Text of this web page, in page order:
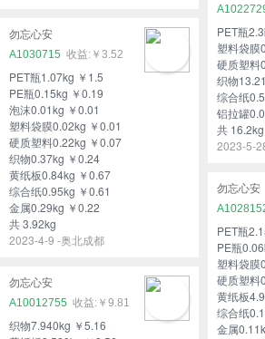
PET瓶
塑料袋膜
硬质塑料
织物
综合纸
铝拉罐
共 16.2kg
2023-5-
勿忘心安
A1030715
￥3.52
PET瓶1.07kg ￥1.5
PE瓶0.15kg ￥0.19
泡沫0.01kg ￥0.01
塑料袋膜0.02kg ￥0.01
硬质塑料0.22kg ￥0.07
织物0.37kg ￥0.24
黄纸板0.84kg ￥0.67
综合纸0.95kg ￥0.61
金属0.29kg ￥0.22
共 3.92kg
2023-4-9 -奥北成都
勿忘心安
PET瓶
PE瓶
塑料袋膜
硬质塑料
黄纸板
综合纸
金属
勿忘心安
A10012755
￥9.81
织物7.940kg ￥5.16